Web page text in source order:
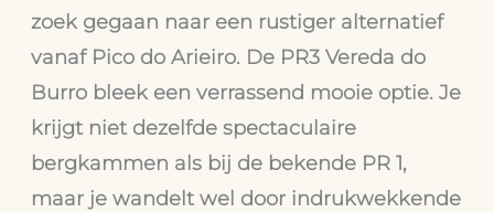
zoek gegaan naar een rustiger alternatief
vanaf Pico do Arieiro. De PR3 Vereda do
Burro bleek een verrassend mooie optie. Je
krijgt niet dezelfde spectaculaire
bergkammen als bij de bekende PR 1,
maar je wandelt wel door indrukwekkende